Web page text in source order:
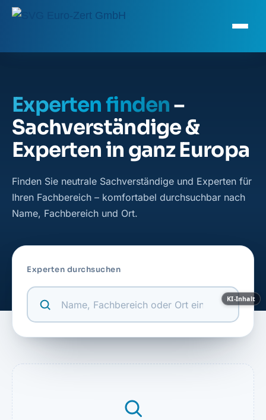
Experten finden–
Sachverständige &
Experten in ganz Europa
Finden Sie neutrale Sachverständige und Experten für
Ihren Fachbereich – komfortabel durchsuchbar nach
Name, Fachbereich und Ort.
KI-Inhalt
Experten durchsuchen